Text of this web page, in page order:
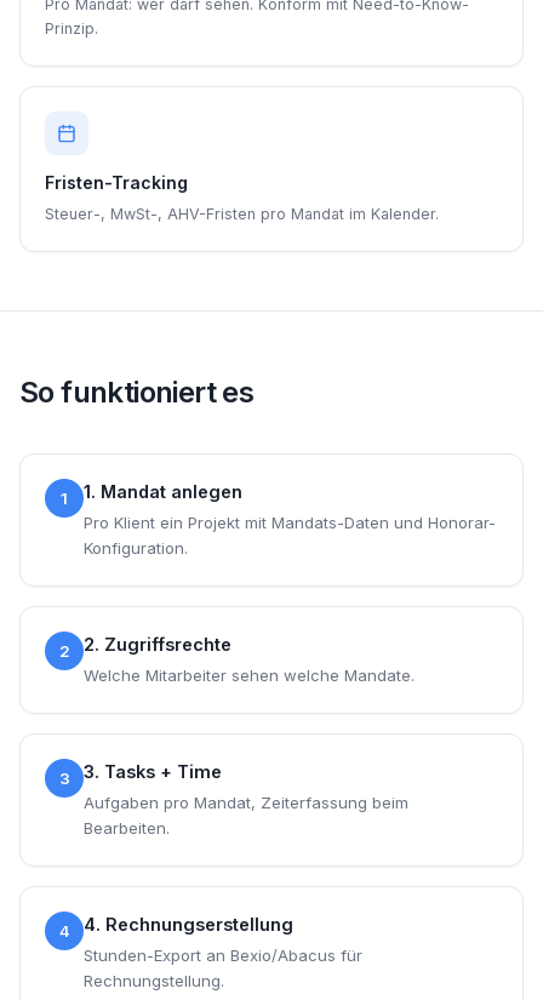
Pro Mandat: wer darf sehen. Konform mit Need-to-Know-
Prinzip.
Fristen-Tracking
Steuer-, MwSt-, AHV-Fristen pro Mandat im Kalender.
So funktioniert es
1 1. Mandat anlegen
Pro Klient ein Projekt mit Mandats-Daten und Honorar-
Konfiguration.
2 2. Zugriffsrechte
Welche Mitarbeiter sehen welche Mandate.
3 3. Tasks + Time
Aufgaben pro Mandat, Zeiterfassung beim
Bearbeiten.
4 4. Rechnungserstellung
Stunden-Export an Bexio/Abacus für
Rechnungstellung.